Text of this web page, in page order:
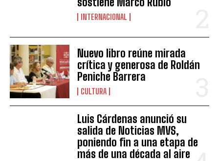
INTERNACIONAL
Nuevo libro reúne mirada
crítica y generosa de Roldán
Peniche Barrera
CULTURA
Luis Cárdenas anunció su
salida de Noticias MVS,
poniendo fin a una etapa de
más de una década al aire